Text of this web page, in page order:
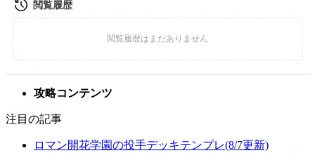
攻略コンテンツ
注目の記事
ロマン開花学園の投手デッキテンプレ(8/7更新)